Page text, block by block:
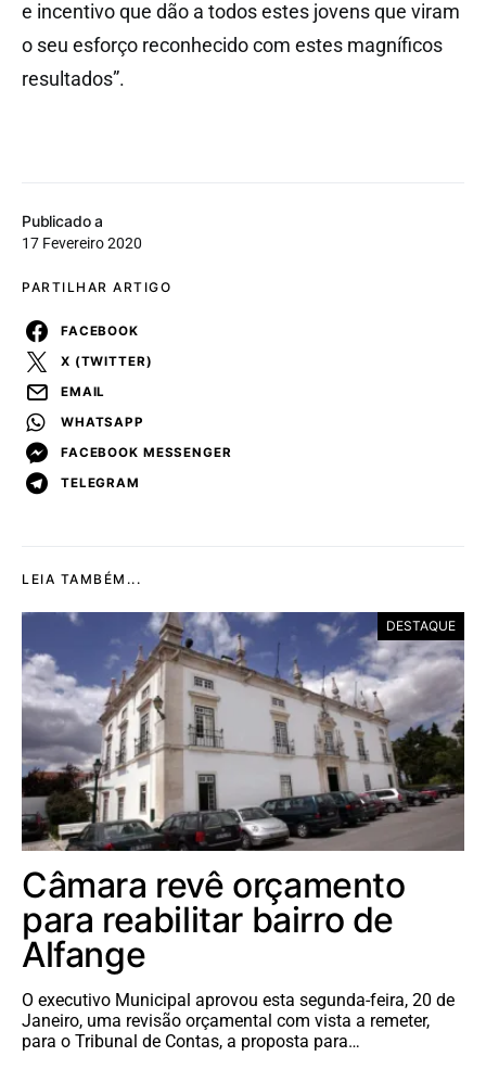
Publicado a
17 Fevereiro 2020
PARTILHAR ARTIGO
FACEBOOK
X (TWITTER)
EMAIL
WHATSAPP
FACEBOOK MESSENGER
TELEGRAM
e incentivo que dão a todos estes jovens que viram
o seu esforço reconhecido com estes magníficos
resultados”.
LEIA TAMBÉM...
DESTAQUE
Câmara revê orçamento
para reabilitar bairro de
Alfange
O executivo Municipal aprovou esta segunda-feira, 20 de
Janeiro, uma revisão orçamental com vista a remeter,
para o Tribunal de Contas, a proposta para…